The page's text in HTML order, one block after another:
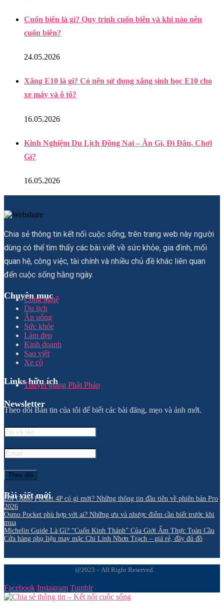
Cuốn biên là gì? Quy trình cuốn biên và khi nào nên
cuốn biên?
24.05.2026
Xăng E10 là gì? Có nên sử dụng xăng sinh học E10 cho
xe máy và ô tô?
16.05.2026
Kinh Nghiệm Du Lịch Đồng Nai – Ăn Gì, Đi Đâu, Chơi
Gì?
16.05.2026
Chia sẻ thông tin kết nối cuộc sống, trên trang web này người
dùng có thể tìm thấy các bài viết về sức khỏe, gia đình, mối
quan hệ, công việc, tài chính và nhiều chủ đề khác liên quan
đến cuộc sống hằng ngày.
Chuyên mục
Công nghệ
Du lịch
Ăn uống
Sức khỏe
Làm đẹp
Kinh doanh
Sao việt
Xe cộ
Links hữu ích
Thuyết giảng Phật Pháp
Newsletter
Theo dõi Bản tin của tôi để biết các bài đăng, mẹo và ảnh mới.
Bài viết mới
DJI Osmo Pocket 4P có gì mới? Những thông tin đầu tiên về phiên bản Pro
2026
Osmo Pocket phù hợp với ai? Những ưu và nhược điểm cần biết trước khi
mua
Michelin Guide Là Gì? “Cuốn Kinh Thánh” Của Giới Ẩm Thực Toàn Cầu
Cửa hàng phụ liệu may mặc Chi Linh Nhơn Trạch – giá rẻ, đầy đủ đồ
@2023 – All Right Reserved.
Facebook Instagram Tumblr